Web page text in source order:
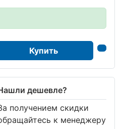
Купить
дешевле?
получением скидки
к менеджеру